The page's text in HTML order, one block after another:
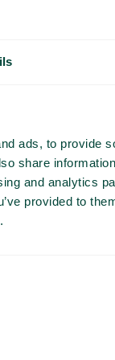
ads, to provide
share
and analytics
provided to
data till ett
datamängden
för att